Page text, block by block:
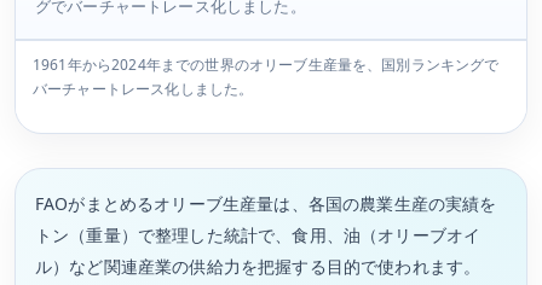
グでバーチャートレース化しました。
1961年から2024年までの世界のオリーブ生産量を、国別ランキングで
バーチャートレース化しました。
FAOがまとめるオリーブ生産量は、各国の農業生産の実績を
トン（重量）で整理した統計で、食用、油（オリーブオイ
ル）など関連産業の供給力を把握する目的で使われます。